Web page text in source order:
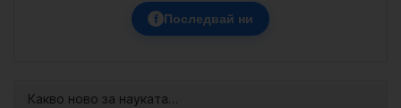
f Последвай ни
Какво ново за науката…